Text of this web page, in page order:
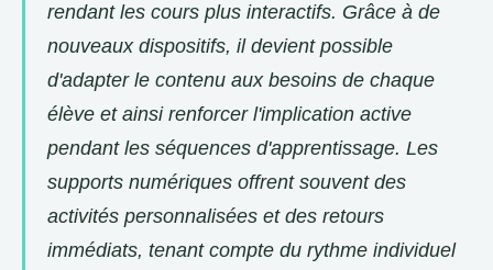
rendant les cours plus interactifs. Grâce à de
nouveaux dispositifs, il devient possible
d'adapter le contenu aux besoins de chaque
élève et ainsi renforcer l'implication active
pendant les séquences d'apprentissage. Les
supports numériques offrent souvent des
activités personnalisées et des retours
immédiats, tenant compte du rythme individuel